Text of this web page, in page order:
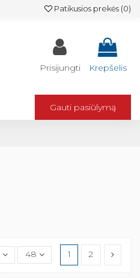
Patikusios prekės (0)
Prisijungti Krepšelis
Gauti pasiūlymą
48 1 2